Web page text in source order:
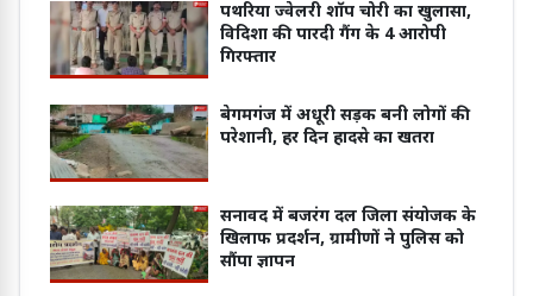
पथरिया ज्वेलरी शॉप चोरी का खुलासा,
विदिशा की पारदी गैंग के 4 आरोपी
गिरफ्तार
बेगमगंज में अधूरी सड़क बनी लोगों की
परेशानी, हर दिन हादसे का खतरा
सनावद में बजरंग दल जिला संयोजक के
खिलाफ प्रदर्शन, ग्रामीणों ने पुलिस को
सौंपा ज्ञापन